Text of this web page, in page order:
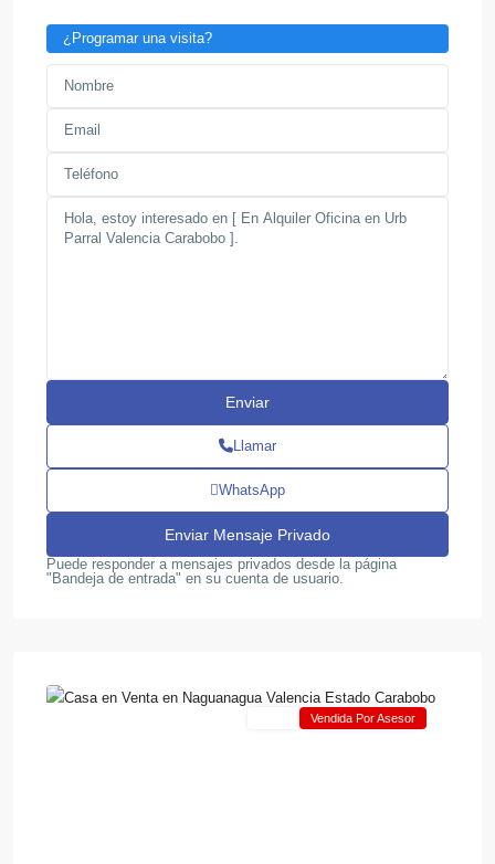
¿Programar una visita?
Llamar
WhatsApp
Puede responder a mensajes privados desde la página
"Bandeja de entrada" en su cuenta de usuario.
Vendida Por Asesor